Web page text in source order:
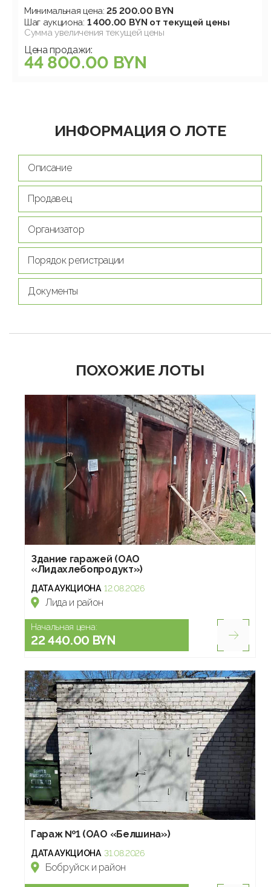
Минимальная цена:25 200.00 BYN
Шаг аукциона: 1 400.00 BYN от текущей цены
Сумма увеличения текущей цены
Цена продажи:
44 800.00 BYN
ИНФОРМАЦИЯ О ЛОТЕ
Описание
Продавец
Организатор
Порядок регистрации
Документы
ПОХОЖИЕ ЛОТЫ
Здание гаражей (ОАО
«Лидахлебопродукт»)
ДАТА АУКЦИОНА 12.08.2026
Лида и район
Начальная цена:
22 440.00 BYN
Гараж №1 (ОАО «Белшина»)
ДАТА АУКЦИОНА 31.08.2026
Бобруйск и район